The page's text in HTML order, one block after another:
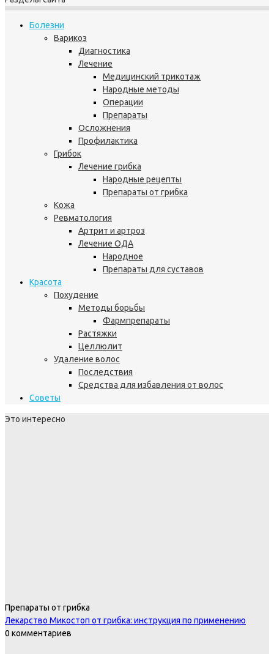
Болезни
Варикоз
Диагностика
Лечение
Медицинский трикотаж
Народные методы
Операции
Препараты
Осложнения
Профилактика
Грибок
Лечение грибка
Народные рецепты
Препараты от грибка
Кожа
Ревматология
Артрит и артроз
Лечение ОДА
Народное
Препараты для суставов
Красота
Похудение
Методы борьбы
Фармпрепараты
Растяжки
Целлюлит
Удаление волос
Последствия
Средства для избавления от волос
Советы
Это интересно
Препараты от грибка
Лекарство Микостоп от грибка: инструкция по применению
0 комментариев